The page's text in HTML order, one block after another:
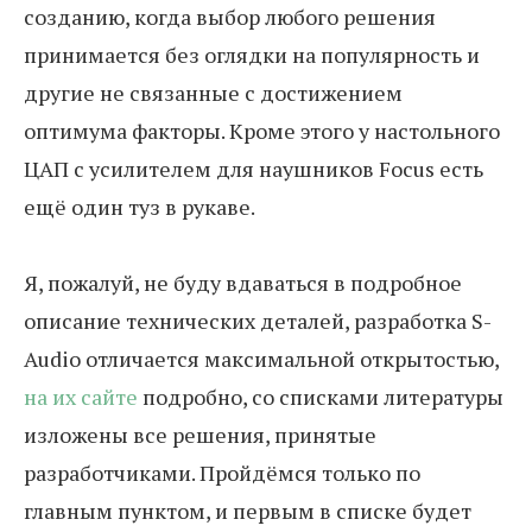
созданию, когда выбор любого решения
принимается без оглядки на популярность и
другие не связанные с достижением
оптимума факторы. Кроме этого у настольного
ЦАП с усилителем для наушников Focus есть
ещё один туз в рукаве.
Я, пожалуй, не буду вдаваться в подробное
описание технических деталей, разработка S-
Audio отличается максимальной открытостью,
на их сайте подробно, со списками литературы
изложены все решения, принятые
разработчиками. Пройдёмся только по
главным пунктом, и первым в списке будет